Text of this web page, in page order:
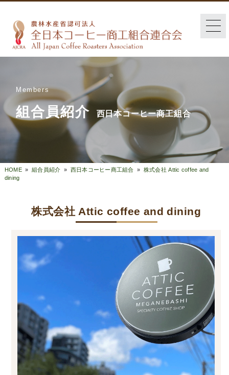
Members
組合員紹介 西日本コーヒー商工組合
HOME »組合員紹介 » 西日本コーヒー商工組合 » 株式会社 Attic coffee and
dining
株式会社 Attic coffee and dining